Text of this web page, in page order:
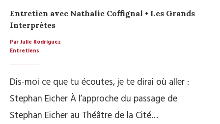
Entretien avec Nathalie Coffignal • Les Grands
Interprètes
Par Julie Rodriguez
Entretiens
Dis-moi ce que tu écoutes, je te dirai où aller :
Stephan Eicher À l’approche du passage de
Stephan Eicher au Théâtre de la Cité…